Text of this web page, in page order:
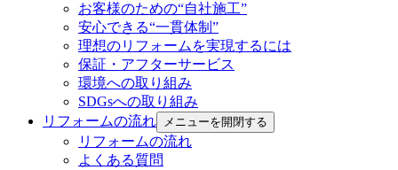
お客様のための“自社施工”
安心できる“一貫体制”
理想のリフォームを実現するには
保証・アフターサービス
環境への取り組み
SDGsへの取り組み
リフォームの流れ
メニューを開閉する
リフォームの流れ
よくある質問